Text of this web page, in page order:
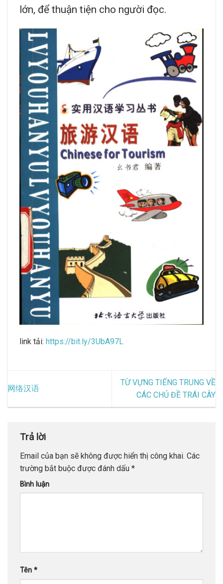
lớn, để thuận tiện cho người đọc.
link tải: https://bit.ly/3UbA97L
网络汉语
TỪ VỰNG TIẾNG TRUNG VỀ
CÁC CHỦ ĐỀ TRÁI CÂY
Trả lời
Email của bạn sẽ không được hiển thị công khai. Các
trường bắt buộc được đánh dấu *
Bình luận
Tên *